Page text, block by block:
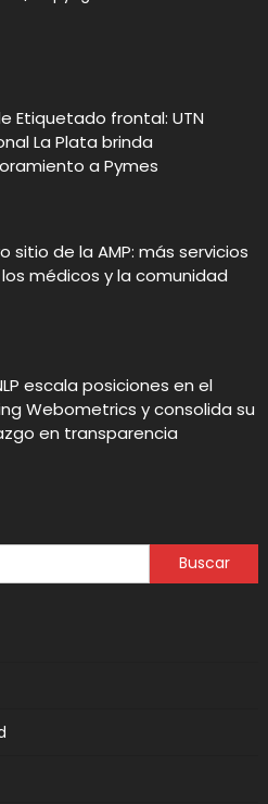
Etiquetado frontal: UTN
La Plata brinda
a Pymes
sitio de la AMP: más servicios
médicos y la comunidad
escala posiciones en el
Webometrics y consolida su
en transparencia